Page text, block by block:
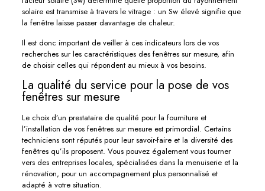
solaire est transmise à travers le vitrage : un Sw élevé signifie que
la fenêtre laisse passer davantage de chaleur.
Il est donc important de veiller à ces indicateurs lors de vos
recherches sur les caractéristiques des fenêtres sur mesure, afin
de choisir celles qui répondent au mieux à vos besoins.
La qualité du service pour la pose de vos
fenêtres sur mesure
Le choix d’un prestataire de qualité pour la fourniture et
l’installation de vos fenêtres sur mesure est primordial. Certains
techniciens sont réputés pour leur savoir-faire et la diversité des
fenêtres qu’ils proposent. Vous pouvez également vous tourner
vers des entreprises locales, spécialisées dans la menuiserie et la
rénovation, pour un accompagnement plus personnalisé et
adapté à votre situation.